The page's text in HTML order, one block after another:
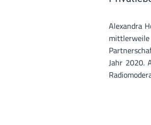
Alexandra
Jahr 2020.